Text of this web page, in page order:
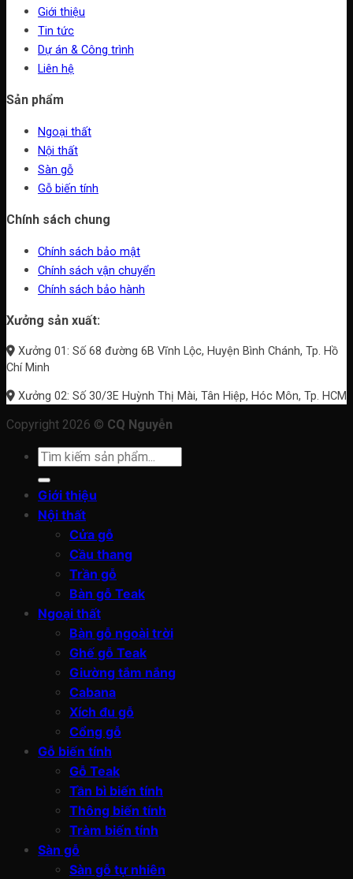
Giới thiệu
Tin tức
Dự án & Công trình
Liên hệ
Sản phẩm
Ngoại thất
Nội thất
Sàn gỗ
Gỗ biến tính
Chính sách chung
Chính sách bảo mật
Chính sách vận chuyển
Chính sách bảo hành
Xưởng sản xuất:
Xưởng 01: Số 68 đường 6B Vĩnh Lộc, Huyện Bình Chánh, Tp. Hồ
Chí Minh
Xưởng 02: Số 30/3E Huỳnh Thị Mài, Tân Hiệp, Hóc Môn, Tp. HCM
Copyright 2026 © CQ Nguyễn
Tìm
kiếm:
Giới thiệu
Nội thất
Cửa gỗ
Cầu thang
Trần gỗ
Bàn gỗ Teak
Ngoại thất
Bàn gỗ ngoài trời
Ghế gỗ Teak
Giường tắm nắng
Cabana
Xích đu gỗ
Cổng gỗ
Gỗ biến tính
Gỗ Teak
Tần bì biến tính
Thông biến tính
Tràm biến tính
Sàn gỗ
Sàn gỗ tự nhiên